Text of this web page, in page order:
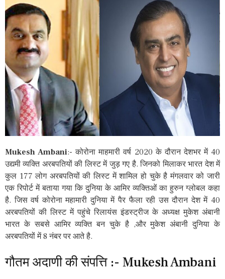
Mukesh Ambani:- कोरोना माहमारी वर्ष 2020 के दौरान देशभर में 40
उद्यमी व्यक्ति अरबपतियों की लिस्ट में जुड़ गए है. जिनको मिलाकर भारत देश में
कुल 177 लोग अरबपतियों की लिस्ट में शामिल हो चुके है मंगलवार को जारी
एक रिपोर्ट में बताया गया कि दुनिया के आमिर व्यक्तिओं का हुरुन ग्लोबल कहा
है. जिस वर्ष कोरोना महामारी दुनिया में पैर फैला रही उस दौरान देश में 40
अरबपतियों की लिस्ट में पहुंचे रिलायंस इंडस्ट्रीज के अध्यक्ष मुकेश अंबानी
भारत के सबसे आमिर व्यक्ति बन चुके है ,और मुकेश अंबानी दुनिया के
अरबपतियों में 8 नंबर पर आते है.
गौतम अदाणी की संपत्ति :- Mukesh Ambani